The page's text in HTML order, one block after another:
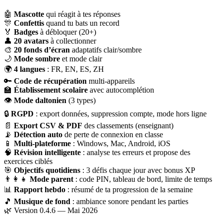
🤖 Mascotte qui réagit à tes réponses
🎊 Confettis quand tu bats un record
🏅 Badges à débloquer (20+)
👤 20 avatars à collectionner
🎨 20 fonds d’écran adaptatifs clair/sombre
🌙 Mode sombre et mode clair
🌍 4 langues : FR, EN, ES, ZH
🔑 Code de récupération multi-appareils
🏫 Établissement scolaire avec autocomplétion
👁 Mode daltonien (3 types)
🔒 RGPD : export données, suppression compte, mode hors ligne
📄 Export CSV & PDF des classements (enseignant)
📡 Détection auto de perte de connexion en classe
📱 Multi-plateforme : Windows, Mac, Android, iOS
🧠 Révision intelligente : analyse tes erreurs et propose des
exercices ciblés
🎯 Objectifs quotidiens : 3 défis chaque jour avec bonus XP
👨‍👩‍👧 Mode parent : code PIN, tableau de bord, limite de temps
📊 Rapport hebdo : résumé de ta progression de la semaine
🎵 Musique de fond : ambiance sonore pendant les parties
🌿 Version 0.4.6 — Mai 2026